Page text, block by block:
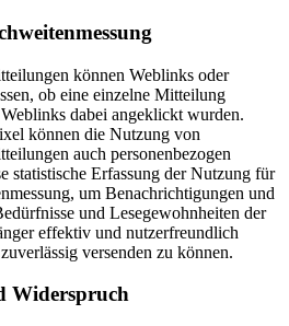
können Weblinks oder
ob eine einzelne Mitteilung
dabei angeklickt wurden.
können die Nutzung von
auch personenbezogen
statistische Erfassung der Nutzung für
um Benachrichtigungen und
und Lesegewohnheiten der
effektiv und nutzerfreundlich
versenden zu können.
Wider­spruch